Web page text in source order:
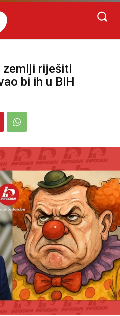
zemlji riješiti
bi ih u BiH